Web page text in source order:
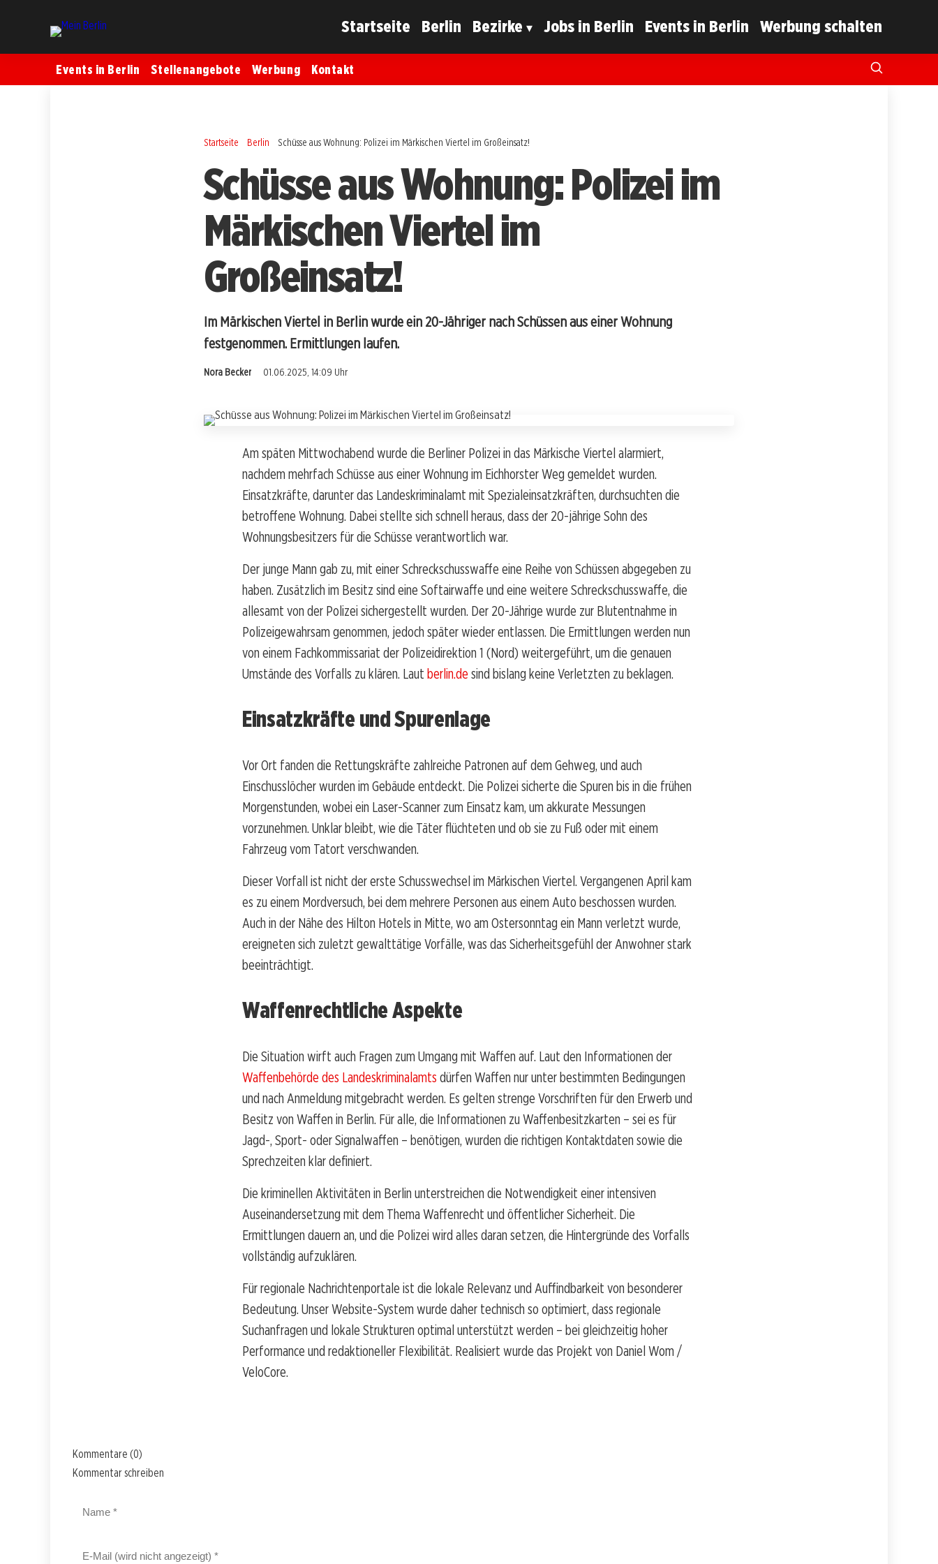
Startseite Berlin Bezirke Jobs in Berlin Events in Berlin Werbung schalten
Events in Berlin Stellenangebote Werbung Kontakt
Startseite Berlin Schüsse aus Wohnung: Polizei im Märkischen Viertel im Großeinsatz!
Schüsse aus Wohnung: Polizei im
Märkischen Viertel im
Großeinsatz!
Im Märkischen Viertel in Berlin wurde ein 20-Jähriger nach Schüssen aus einer Wohnung
festgenommen. Ermittlungen laufen.
Nora Becker 01.06.2025, 14:09 Uhr
Am späten Mittwochabend wurde die Berliner Polizei in das Märkische Viertel alarmiert,
nachdem mehrfach Schüsse aus einer Wohnung im Eichhorster Weg gemeldet wurden.
Einsatzkräfte, darunter das Landeskriminalamt mit Spezialeinsatzkräften, durchsuchten die
betroffene Wohnung. Dabei stellte sich schnell heraus, dass der 20-jährige Sohn des
Wohnungsbesitzers für die Schüsse verantwortlich war.
Der junge Mann gab zu, mit einer Schreckschusswaffe eine Reihe von Schüssen abgegeben zu
haben. Zusätzlich im Besitz sind eine Softairwaffe und eine weitere Schreckschusswaffe, die
allesamt von der Polizei sichergestellt wurden. Der 20-Jährige wurde zur Blutentnahme in
Polizeigewahrsam genommen, jedoch später wieder entlassen. Die Ermittlungen werden nun
von einem Fachkommissariat der Polizeidirektion 1 (Nord) weitergeführt, um die genauen
Umstände des Vorfalls zu klären. Laut berlin.de sind bislang keine Verletzten zu beklagen.
Einsatzkräfte und Spurenlage
Vor Ort fanden die Rettungskräfte zahlreiche Patronen auf dem Gehweg, und auch
Einschusslöcher wurden im Gebäude entdeckt. Die Polizei sicherte die Spuren bis in die frühen
Morgenstunden, wobei ein Laser-Scanner zum Einsatz kam, um akkurate Messungen
vorzunehmen. Unklar bleibt, wie die Täter flüchteten und ob sie zu Fuß oder mit einem
Fahrzeug vom Tatort verschwanden.
Dieser Vorfall ist nicht der erste Schusswechsel im Märkischen Viertel. Vergangenen April kam
es zu einem Mordversuch, bei dem mehrere Personen aus einem Auto beschossen wurden.
Auch in der Nähe des Hilton Hotels in Mitte, wo am Ostersonntag ein Mann verletzt wurde,
ereigneten sich zuletzt gewalttätige Vorfälle, was das Sicherheitsgefühl der Anwohner stark
beeinträchtigt.
Waffenrechtliche Aspekte
Die Situation wirft auch Fragen zum Umgang mit Waffen auf. Laut den Informationen der
Waffenbehörde des Landeskriminalamts dürfen Waffen nur unter bestimmten Bedingungen
und nach Anmeldung mitgebracht werden. Es gelten strenge Vorschriften für den Erwerb und
Besitz von Waffen in Berlin. Für alle, die Informationen zu Waffenbesitzkarten – sei es für
Jagd-, Sport- oder Signalwaffen – benötigen, wurden die richtigen Kontaktdaten sowie die
Sprechzeiten klar definiert.
Die kriminellen Aktivitäten in Berlin unterstreichen die Notwendigkeit einer intensiven
Auseinandersetzung mit dem Thema Waffenrecht und öffentlicher Sicherheit. Die
Ermittlungen dauern an, und die Polizei wird alles daran setzen, die Hintergründe des Vorfalls
vollständig aufzuklären.
Für regionale Nachrichtenportale ist die lokale Relevanz und Auffindbarkeit von besonderer
Bedeutung. Unser Website-System wurde daher technisch so optimiert, dass regionale
Suchanfragen und lokale Strukturen optimal unterstützt werden – bei gleichzeitig hoher
Performance und redaktioneller Flexibilität. Realisiert wurde das Projekt von Daniel Wom /
VeloCore.
Kommentare (0)
Kommentar schreiben